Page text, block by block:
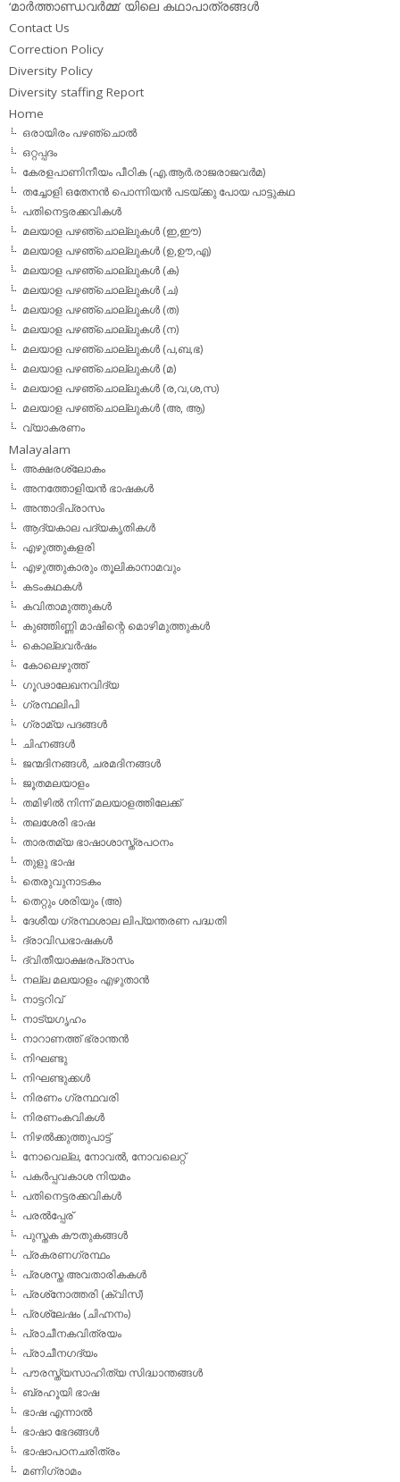
‘മാര്‍ത്താണ്ഡവര്‍മ്മ’ യിലെ കഥാപാത്രങ്ങള്‍
Contact Us
Correction Policy
Diversity Policy
Diversity staffing Report
Home
ഒരായിരം പഴഞ്ചൊല്‍
ഒറ്റപ്പദം
കേരളപാണിനീയം പീഠിക (എ.ആര്‍.രാജരാജവര്‍മ)
തച്ചോളി ഒതേനൻ പൊന്നിയൻ പടയ്‌ക്കു പോയ പാട്ടുകഥ
പതിനെട്ടരക്കവികള്‍
മലയാള പഴഞ്ചൊല്ലുകള്‍ (ഇ,ഈ)
മലയാള പഴഞ്ചൊല്ലുകള്‍ (ഉ,ഊ,എ)
മലയാള പഴഞ്ചൊല്ലുകള്‍ (ക)
മലയാള പഴഞ്ചൊല്ലുകള്‍ (ച)
മലയാള പഴഞ്ചൊല്ലുകള്‍ (ത)
മലയാള പഴഞ്ചൊല്ലുകള്‍ (ന)
മലയാള പഴഞ്ചൊല്ലുകള്‍ (പ,ബ,ഭ)
മലയാള പഴഞ്ചൊല്ലുകള്‍ (മ)
മലയാള പഴഞ്ചൊല്ലുകള്‍ (ര,വ,ശ,സ)
മലയാള പഴഞ്ചൊല്ലുകൾ (അ, ആ)
വ്യാകരണം
Malayalam
അക്ഷരശ്ലോകം
അനത്തോളിയന്‍ ഭാഷകള്‍
അന്താദിപ്രാസം
ആദ്യകാല പദ്യകൃതികള്‍
എഴുത്തുകളരി
എഴുത്തുകാരും തൂലികാനാമവും
കടംകഥകള്‍
കവിതാമുത്തുകള്‍
കുഞ്ഞിണ്ണി മാഷിന്റെ മൊഴിമുത്തുകള്‍
കൊല്ലവര്‍ഷം
കോലെഴുത്ത്
ഗൂഢാലേഖനവിദ്യ
ഗ്രന്ഥലിപി
ഗ്രാമ്യ പദങ്ങള്‍
ചിഹ്നങ്ങള്‍
ജന്മദിനങ്ങള്‍, ചരമദിനങ്ങള്‍
ജൂതമലയാളം
തമിഴില്‍ നിന്ന് മലയാളത്തിലേക്ക്
തലശേരി ഭാഷ
താരതമ്യ ഭാഷാശാസ്ത്രപഠനം
തുളു ഭാഷ
തെരുവുനാടകം
തെറ്റും ശരിയും (അ)
ദേശീയ ഗ്രന്ഥശാല ലിപ്യന്തരണ പദ്ധതി
ദ്രാവിഡഭാഷകള്‍
ദ്വിതീയാക്ഷരപ്രാസം
നല്ല മലയാളം എഴുതാന്‍
നാട്ടറിവ്
നാട്യഗൃഹം
നാറാണത്ത് ഭ്രാന്തന്‍
നിഘണ്ടു
നിഘണ്ടുക്കള്‍
നിരണം ഗ്രന്ഥവരി
നിരണംകവികള്‍
നിഴല്‍ക്കുത്തുപാട്ട്
നോവെല്ല, നോവല്‍, നോവലെറ്റ്
പകര്‍പ്പവകാശ നിയമം
പതിനെട്ടരക്കവികള്‍
പരല്‍പ്പേര്
പുസ്തക കൗതുകങ്ങള്‍
പ്രകരണഗ്രന്ഥം
പ്രശസ്ത അവതാരികകള്‍
പ്രശ്‌നോത്തരി (ക്വിസ്)
പ്രശ്ലേഷം (ചിഹ്നനം)
പ്രാചീനകവിത്രയം
പ്രാചീനഗദ്യം
പൗരസ്ത്യസാഹിത്യ സിദ്ധാന്തങ്ങള്‍
ബ്രഹൂയി ഭാഷ
ഭാഷ എന്നാല്‍
ഭാഷാ ഭേദങ്ങള്‍
ഭാഷാപഠനചരിത്രം
മണിഗ്രാമം